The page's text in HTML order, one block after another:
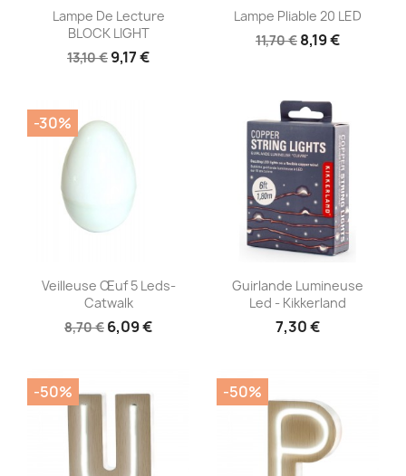
Aperçu rapide
Lampe De Lecture
BLOCK LIGHT
13,10 € 9,17 €
Aperçu rapide
Lampe Pliable 20 LED
11,70 € 8,19 €
Aperçu rapide
Veilleuse Œuf 5 Leds-
Catwalk
8,70 € 6,09 €
-30%
Aperçu rapide
Guirlande Lumineuse
Led - Kikkerland
7,30 €
-50% -50%